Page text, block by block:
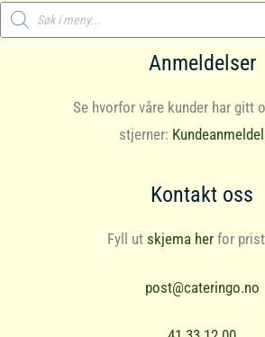
Products
search
Anmeldelser
Se hvorfor våre kunder har gitt
stjerner:
Kontakt oss
Fyll ut skjema herfor
post@cateringo.no